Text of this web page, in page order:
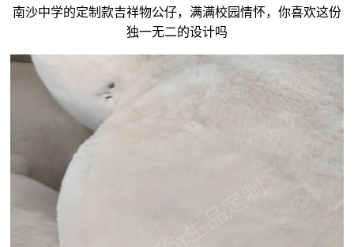
南沙中学的定制款吉祥物公仔，满满校园情怀，你喜欢这份
独一无二的设计吗